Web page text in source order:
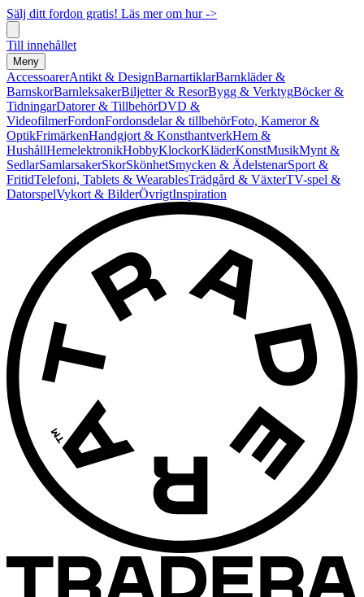
Sälj ditt fordon gratis! Läs mer om hur ->
Till innehållet
Meny
AccessoarerAntikt & DesignBarnartiklarBarnkläder &
BarnskorBarnleksakerBiljetter & ResorBygg & VerktygBöcker &
TidningarDatorer & TillbehörDVD &
VideofilmerFordonFordonsdelar & tillbehörFoto, Kameror &
OptikFrimärkenHandgjort & KonsthantverkHem &
HushållHemelektronikHobbyKlockorKläderKonstMusikMynt &
SedlarSamlarsakerSkorSkönhetSmycken & ÄdelstenarSport &
FritidTelefoni, Tablets & WearablesTrädgård & VäxterTV-spel &
DatorspelVykort & BilderÖvrigtInspiration